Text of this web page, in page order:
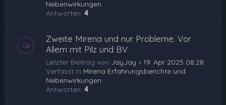
Nebenwirkungen
Antworten: 4
Zweite Mirena und nur Probleme. Vor
Allem mit Pilz und BV
Letzter Beitrag von JayJay « 19. Apr 2025 08:28
Verfasst in Mirena Erfahrungsberichte und
Nebenwirkungen
Antworten: 4